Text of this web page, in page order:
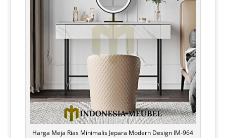
Harga Meja Rias Minimalis Jepara Modern Design IM-964